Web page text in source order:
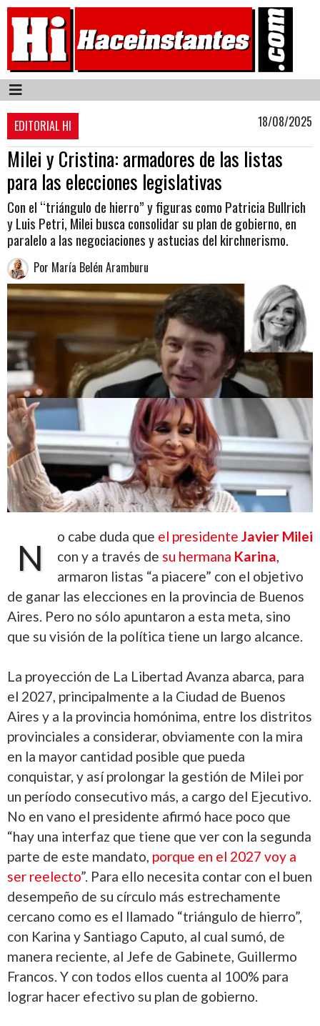
EDITORIAL HI 18/08/2025
Milei y Cristina: armadores de las listas
para las elecciones legislativas
Con el “triángulo de hierro” y figuras como Patricia Bullrich
y Luis Petri, Milei busca consolidar su plan de gobierno, en
paralelo a las negociaciones y astucias del kirchnerismo.
Por María Belén Aramburu
N
o cabe duda que el presidente Javier Milei
con y a través de su hermana Karina,
armaron listas “a piacere” con el objetivo
de ganar las elecciones en la provincia de Buenos
Aires. Pero no sólo apuntaron a esta meta, sino
que su visión de la política tiene un largo alcance.
La proyección de La Libertad Avanza abarca, para
el 2027, principalmente a la Ciudad de Buenos
Aires y a la provincia homónima, entre los distritos
provinciales a considerar, obviamente con la mira
en la mayor cantidad posible que pueda
conquistar, y así prolongar la gestión de Milei por
un período consecutivo más, a cargo del Ejecutivo.
No en vano el presidente afirmó hace poco que
“hay una interfaz que tiene que ver con la segunda
parte de este mandato, porque en el 2027 voy a
ser reelecto”. Para ello necesita contar con el buen
desempeño de su círculo más estrechamente
cercano como es el llamado “triángulo de hierro”,
con Karina y Santiago Caputo, al cual sumó, de
manera reciente, al Jefe de Gabinete, Guillermo
Francos. Y con todos ellos cuenta al 100% para
lograr hacer efectivo su plan de gobierno.